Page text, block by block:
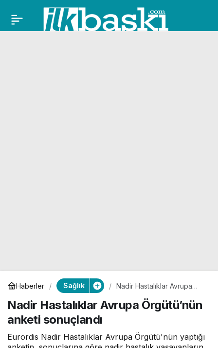
Haberler Sağlık
Nadir Hastalıklar Avrupa
sonuçlandı
Nadir Hastalıklar Avrupa Örgütü’nün
anketi sonuçlandı
Eurordis Nadir Hastalıklar Avrupa Örgütü'nün yaptığı
Prof. Dr.